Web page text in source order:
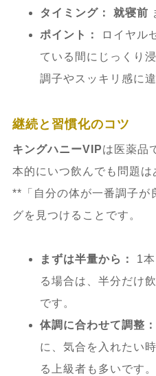
タイミング： 就寝前
ポイント：
ロイヤル
ている間にじっくり
調子やスッキリ感に
継続と習慣化のコツ
キングハニーVIPは医薬品
本的にいつ飲んでも問題
**「自分の体が一番調子が
グを見つけることです。
まずは半量から：
1
る場合は、半分だけ
です。
体調に合わせて調整：
に、気合を入れたい
る上級者も多いです。